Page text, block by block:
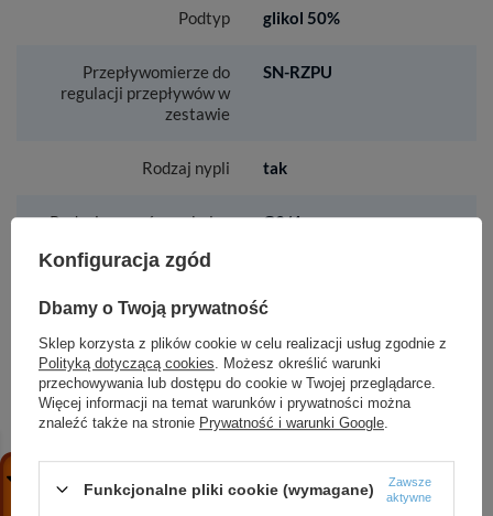
Podtyp glikol 50%
Przepływomierze do
regulacji przepływów w
zestawie
SN-RZPU
Rodzaj nypli tak
Rodzaj zaworów na belce
G3/4
Rodzaj zaworów
odcinających
zawory termostatyczne
wyposażone w pokrętła
do ręcznej regulacji, z
możliwością podłączenia
głowicy
termoelektrycznej
M30x1,5
odpowietrzającego
obrotowe G1/2xG3/4
Konfiguracja zgód
Dbamy o Twoją prywatność
Sklep korzysta z plików cookie w celu realizacji usług zgodnie z
Polityką dotyczącą cookies . Możesz określić warunki
przechowywania lub dostępu do cookie w Twojej przeglądarce.
Więcej informacji na temat warunków i prywatności można
znaleźć także na stronie Prywatność i warunki Google
Funkcjonalne pliki cookie (wymagane)
Zawsze
aktywne